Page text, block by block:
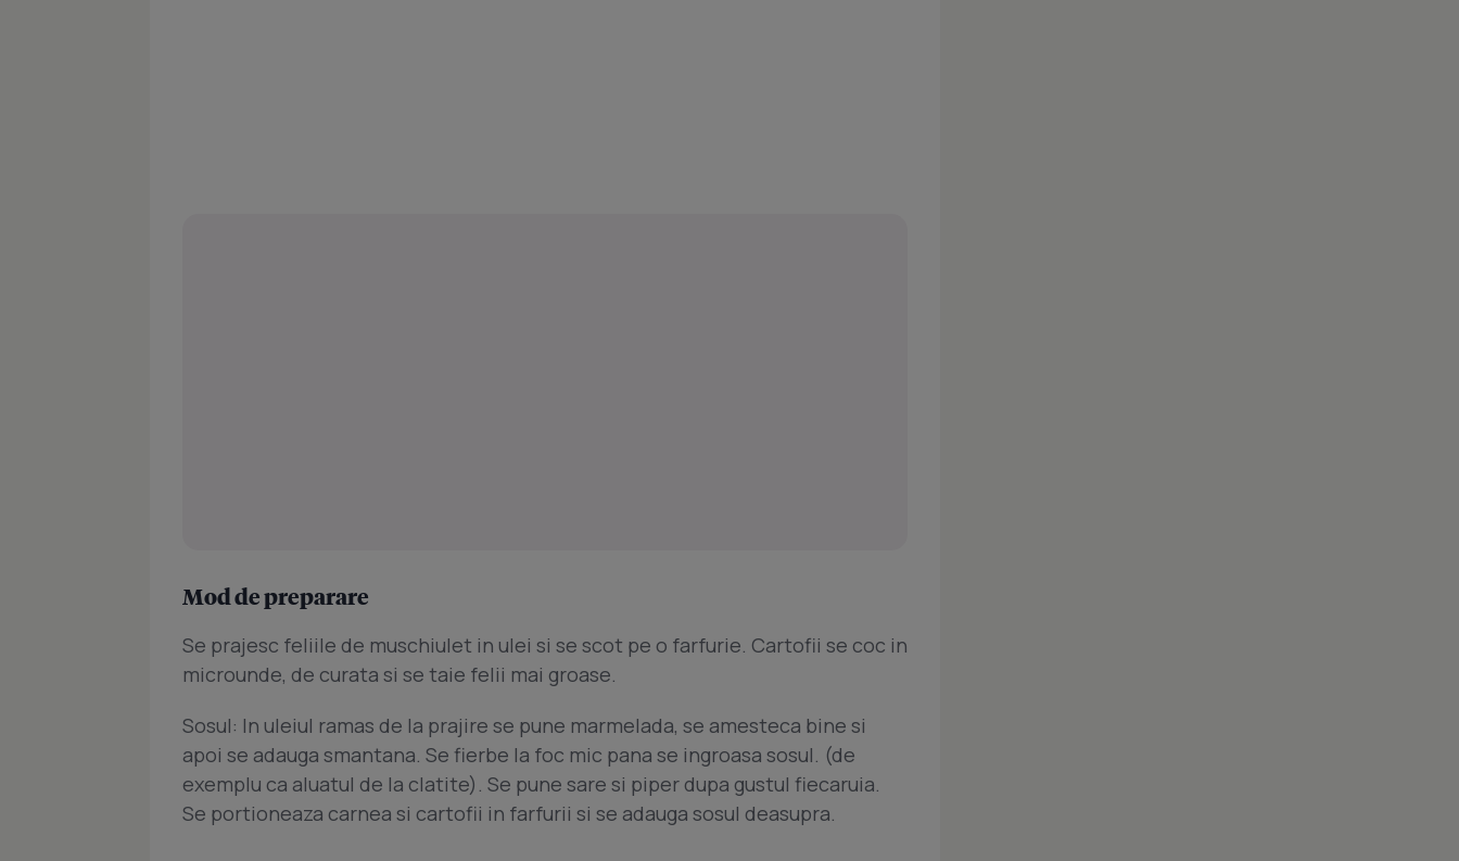
Mod de preparare
Se prajesc feliile de muschiulet in ulei si se scot pe o farfurie. Cartofii se coc in
microunde, de curata si se taie felii mai groase.
Sosul: In uleiul ramas de la prajire se pune marmelada, se amesteca bine si
apoi se adauga smantana. Se fierbe la foc mic pana se ingroasa sosul. (de
exemplu ca aluatul de la clatite). Se pune sare si piper dupa gustul fiecaruia.
Se portioneaza carnea si cartofii in farfurii si se adauga sosul deasupra.